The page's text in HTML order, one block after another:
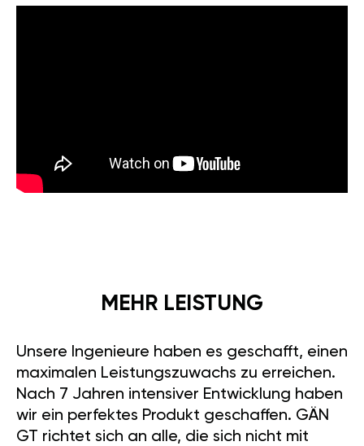
MEHR LEISTUNG
Unsere Ingenieure haben es geschafft, einen
maximalen Leistungszuwachs zu erreichen.
Nach 7 Jahren intensiver Entwicklung haben
wir ein perfektes Produkt geschaffen. GÄN
GT richtet sich an alle, die sich nicht mit